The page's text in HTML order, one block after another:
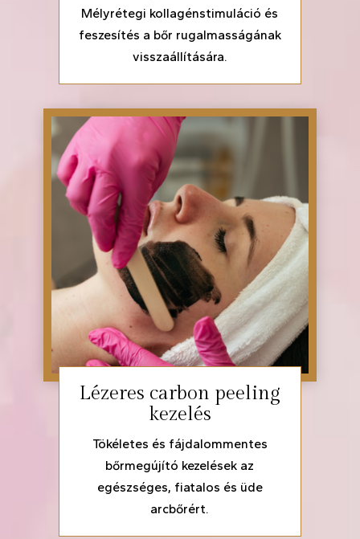
Mélyrétegi kollagénstimuláció és
feszesítés a bőr rugalmasságának
visszaállítására.
Lézeres carbon peeling
kezelés
Tökéletes és fájdalommentes
bőrmegújító kezelések az
egészséges, fiatalos és üde
arcbőrért.